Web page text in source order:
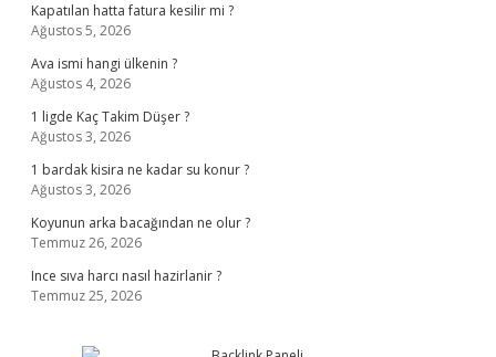
Kapatılan hatta fatura kesilir mi ?
Ağustos 5, 2026
Ava ismi hangi ülkenin ?
Ağustos 4, 2026
1 ligde Kaç Takim Düşer ?
Ağustos 3, 2026
1 bardak kisira ne kadar su konur ?
Ağustos 3, 2026
Koyunun arka bacağından ne olur ?
Temmuz 26, 2026
Ince sıva harcı nasıl hazirlanir ?
Temmuz 25, 2026